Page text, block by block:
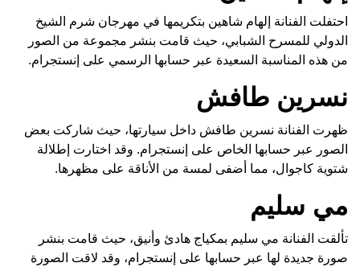
احتفلت الفنانة إلهام شاهين بتكريمها في مهرجان شرم الشيخ
الدولي للمسرح الشبابي، حيث قامت بنشر مجموعة من الصور
من هذه المناسبة السعيدة عبر حسابها الرسمي على إنستجرام.
نسرين طافش
ظهرت الفنانة نسرين طافش داخل سيارتها، حيث شاركت بعض
الصور عبر حسابها الخاص على إنستجرام. وقد اختارت إطلالة
شتوية كاجوال، مما أضفى لمسة من الأناقة على مظهرها.
مي سليم
تألقت الفنانة مي سليم بمكياج هادئ وأنيق، حيث قامت بنشر
صورة جديدة لها عبر حسابها على إنستجرام، وقد لاقت الصورة